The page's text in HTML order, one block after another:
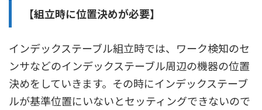
【組立時に位置決めが必要】
インデックステーブル組立時では、ワーク検知のセ
ンサなどのインデックステーブル周辺の機器の位置
決めをしていきます。その時にインデックステーブ
ルが基準位置にいないとセッティングできないので